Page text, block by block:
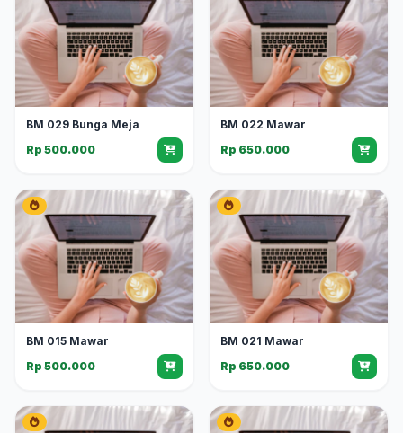
BM 029 Bunga Meja
Rp 500.000
BM 022 Mawar
Rp 650.000
BM 015 Mawar
Rp 500.000
BM 021 Mawar
Rp 650.000